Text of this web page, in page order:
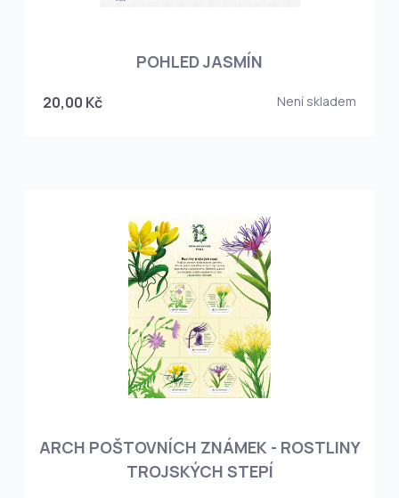
POHLED JASMÍN
20,00 Kč Není skladem
ARCH POŠTOVNÍCH ZNÁMEK - ROSTLINY
TROJSKÝCH STEPÍ